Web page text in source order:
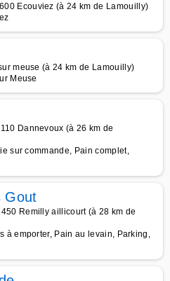
Ecouviez (à 24 km de Lamouilly)
meuse (à 24 km de Lamouilly)
Meuse
Dannevoux (à 26 km de
sur commande, Pain complet,
Gout
Remilly aillicourt (à 28 km de
à emporter, Pain au levain, Parking,